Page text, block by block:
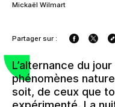
Mickaël Wilmart
Partager sur :
L’alternance du
phénomènes
soit, de ceux que